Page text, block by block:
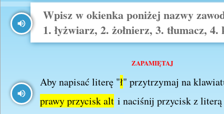
Wpisz w okienka poniżej nazwy
1. łyżwiarz, 2. żołnierz, 3. tłumacz, 4.
ZAPAMIĘTAJ
Aby napisać literę "ł" przytrzymaj na
prawy przycisk alt i naciśnij przycisk z